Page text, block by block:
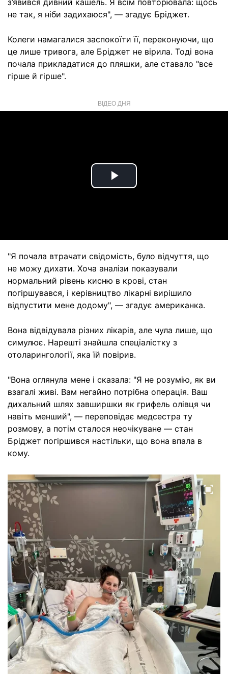
з’явився дивний кашель. Я всім повторювала: щось
не так, я ніби задихаюся", — згадує Бріджет.
Колеги намагалися заспокоїти її, переконуючи, що
це лише тривога, але Бріджет не вірила. Тоді вона
почала прикладатися до пляшки, але ставало "все
гірше й гірше".
ВІДЕО ДНЯ
Play
"Я почала втрачати свідомість, було відчуття, що
не можу дихати. Хоча аналізи показували
нормальний рівень кисню в крові, стан
погіршувався, і керівництво лікарні вирішило
відпустити мене додому", — згадує американка.
Вона відвідувала різних лікарів, але чула лише, що
симулює. Нарешті знайшла спеціалістку з
отоларингології, яка їй повірив.
"Вона оглянула мене і сказала: "Я не розумію, як ви
взагалі живі. Вам негайно потрібна операція. Ваш
дихальний шлях завширшки як грифель олівця чи
навіть менший", — переповідає медсестра ту
розмову, а потім сталося неочікуване — стан
Бріджет погіршився настільки, що вона впала в
кому.